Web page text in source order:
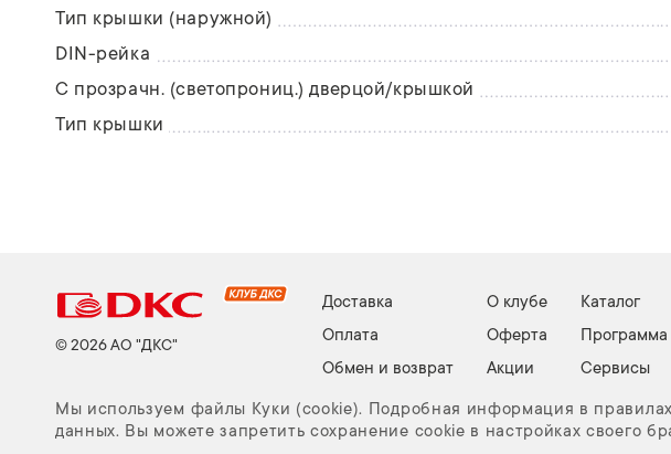
Тип крышки (наружной)
DIN-рейка
С прозрачн. (светопрониц.) дверцой/крышкой
Тип крышки
© 2026 АО "ДКС"
Доставка
Оплата
Обмен и возврат
О клубе
Оферта
Акции
Каталог
Программа
Сервисы
Куки (cookie) и Политика конфиденциальности Задать вопрос Карта сайта
Мы используем файлы Куки (cookie). Подробная информация в
данных. Вы можете запретить сохранение cookie в настройках своего